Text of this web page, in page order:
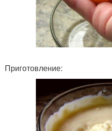
Приготовление: